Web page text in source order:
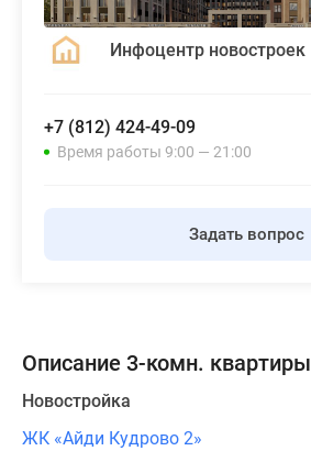
Инфоцентр новостроек
+7 (812) 424-49-09
Время работы 9:00 — 21:00
Задать вопрос
Описание 3-комн. квартиры
Новостройка
ЖК «Айди Кудрово 2»